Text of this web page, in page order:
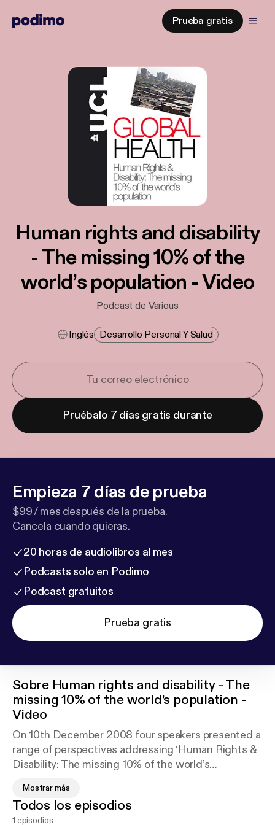
Prueba gratis
Human rights and disability
- The missing 10% of the
world’s population - Video
Podcast de Various
Inglés Desarrollo Personal Y Salud
Pruébalo 7 días gratis durante
Empieza 7 días de prueba
$99 / mes después de la prueba.
Cancela cuando quieras.
20 horas de audiolibros al mes
Podcasts solo en Podimo
Podcast gratuitos
Prueba gratis
Sobre Human rights and disability - The
missing 10% of the world’s population -
Video
On 10th December 2008 four speakers presented a
range of perspectives addressing ‘Human Rights &
Disability: The missing 10% of the world’s
Leonard Cheshire Disability & Inclusive
Development Centre, in UCL Epidemiology & Public
Mostrar más
Todos los episodios
1 episodios